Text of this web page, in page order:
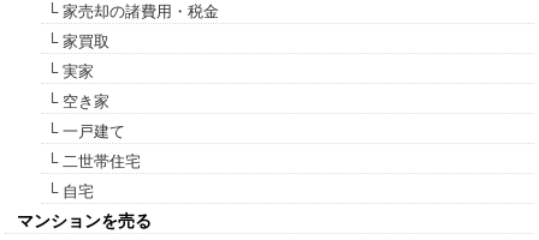
└ 家売却の諸費用・税金
└ 家買取
└ 実家
└ 空き家
└ 一戸建て
└ 二世帯住宅
└ 自宅
マンションを売る